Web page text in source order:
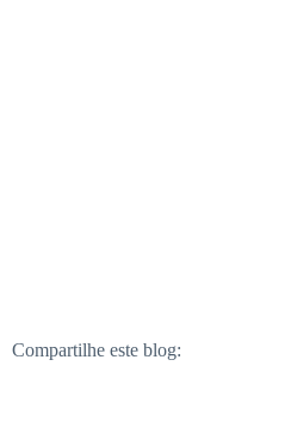
Compartilhe este blog: